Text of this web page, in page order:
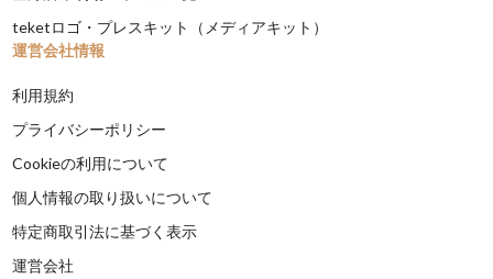
teketロゴ・プレスキット（メディアキット）
運営会社情報
利用規約
プライバシーポリシー
Cookieの利用について
個人情報の取り扱いについて
特定商取引法に基づく表示
運営会社